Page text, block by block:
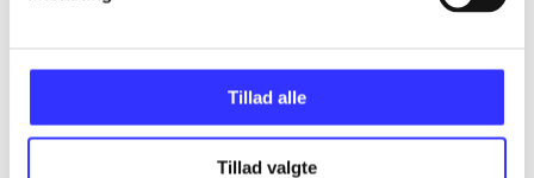
Tillad alle
Tillad valgte